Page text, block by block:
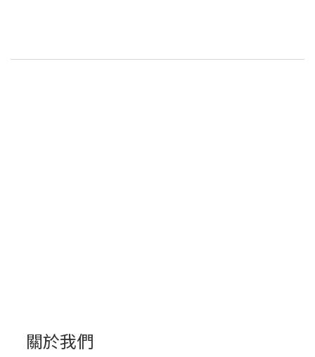
關於我們